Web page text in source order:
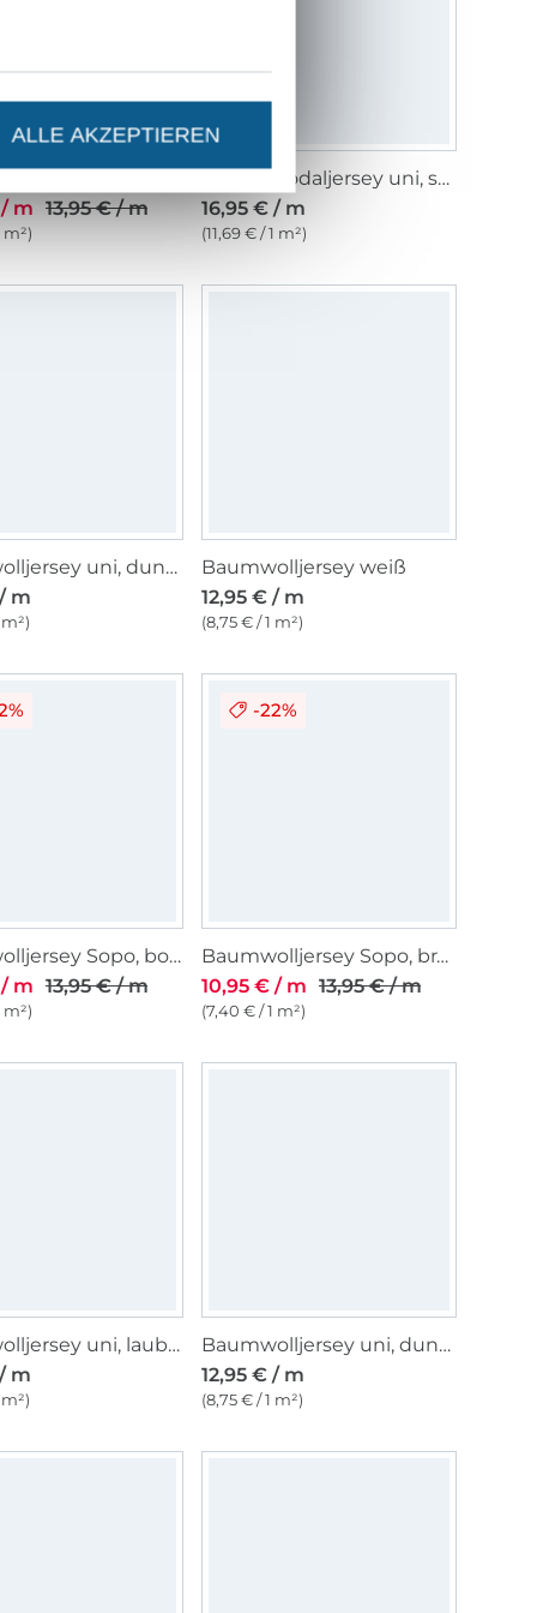
m 13,95 € / m
m²)
Tencel Modaljersey uni, schwarz
16,95 € / m
(11,69 € / 1 m²)
Baumwolljersey uni, dunkelflieder
m
Baumwolljersey weiß
12,95 € / m
(8,75 € / 1 m²)
Baumwolljersey Sopo, bordeaux
m 13,95 € / m
m²)
-22%
Baumwolljersey Sopo, braun
10,95 € / m 13,95 € / m
(7,40 € / 1 m²)
Baumwolljersey uni, laubgrün
m
Baumwolljersey uni, dunkelbeere
12,95 € / m
(8,75 € / 1 m²)
ALLE AKZEPTIEREN